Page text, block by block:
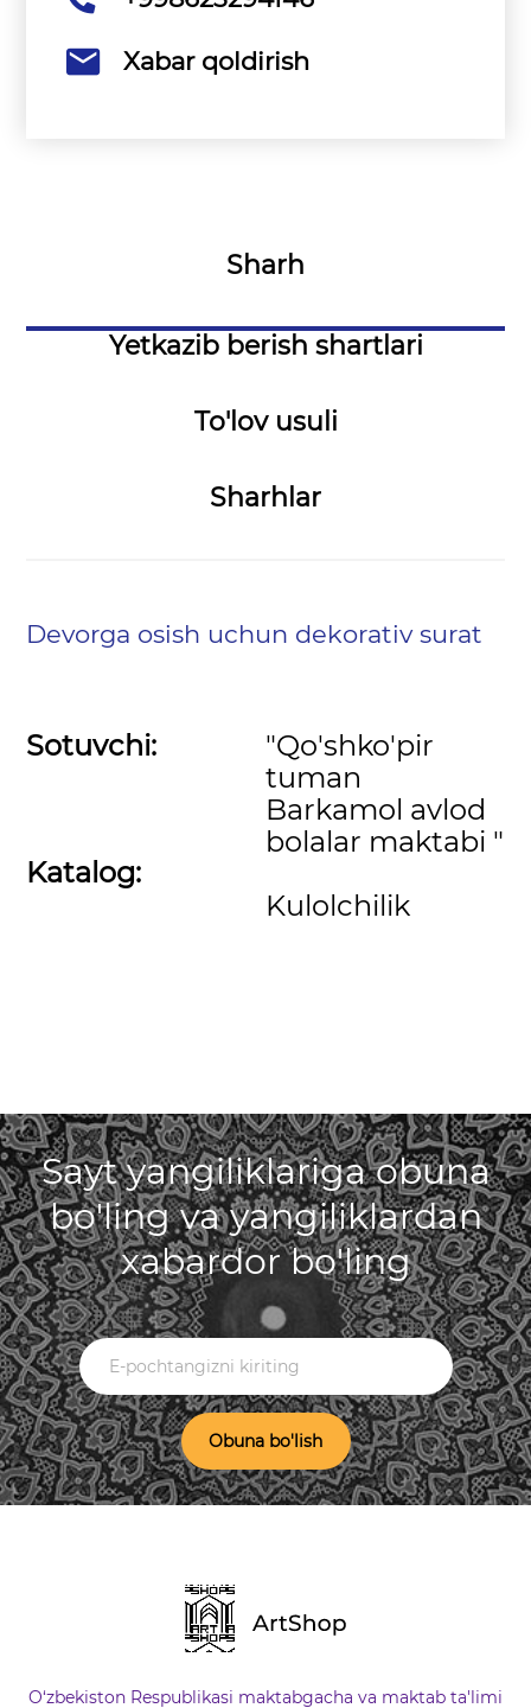
Xabar qoldirish
Sharh
Yetkazib berish shartlari
To'lov usuli
Sharhlar
Devorga osish uchun dekorativ surat
Sotuvchi:
Katalog:
"Qo'shko'pir
tuman
Barkamol avlod
bolalar maktabi "
Kulolchilik
Sayt yangiliklariga obuna
bo'ling va yangiliklardan
xabardor bo'ling
Obuna bo'lish
O‘zbekiston Respublikasi maktabgacha va maktab ta'limi